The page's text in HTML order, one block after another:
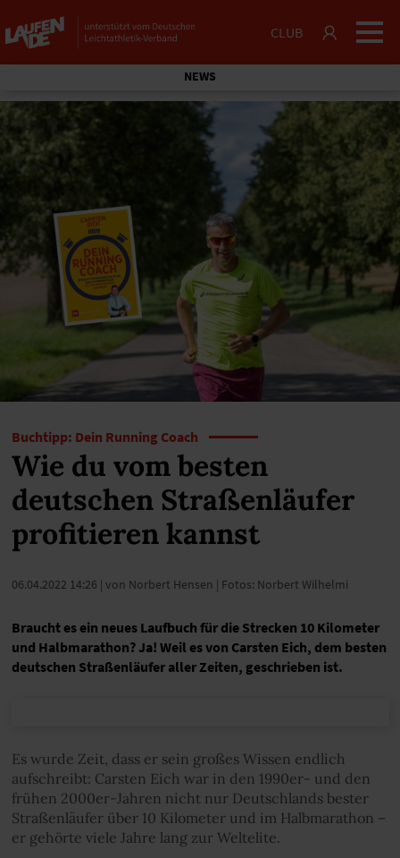
CLUB
NEWS
Buchtipp: Dein Running Coach
Wie du vom besten
deutschen Straßenläufer
profitieren kannst
06.04.2022 14:26 | von Norbert Hensen | Fotos: Norbert Wilhelmi
Braucht es ein neues Laufbuch für die Strecken 10 Kilometer
und Halbmarathon? Ja! Weil es von Carsten Eich, dem besten
deutschen Straßenläufer aller Zeiten, geschrieben ist.
Es wurde Zeit, dass er sein großes Wissen endlich
aufschreibt: Carsten Eich war in den 1990er- und den
frühen 2000er-Jahren nicht nur Deutschlands bester
Straßenläufer über 10 Kilometer und im Halbmarathon –
er gehörte viele Jahre lang zur Weltelite.